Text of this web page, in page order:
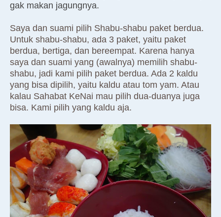
gak makan jagungnya.
Saya dan suami pilih Shabu-shabu paket berdua.
Untuk shabu-shabu, ada 3 paket, yaitu paket
berdua, bertiga, dan bereempat. Karena hanya
saya dan suami yang (awalnya) memilih shabu-
shabu, jadi kami pilih paket berdua. Ada 2 kaldu
yang bisa dipilih, yaitu kaldu atau tom yam. Atau
kalau Sahabat KeNai mau pilih dua-duanya juga
bisa. Kami pilih yang kaldu aja.